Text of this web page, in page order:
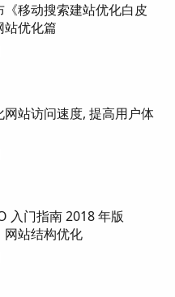
《移动搜索建站优化白皮
站优化篇
网站访问速度, 提高用户体
入门指南 2018 年版
网站结构优化